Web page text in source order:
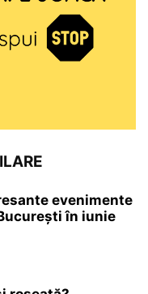
evenimente
în iunie